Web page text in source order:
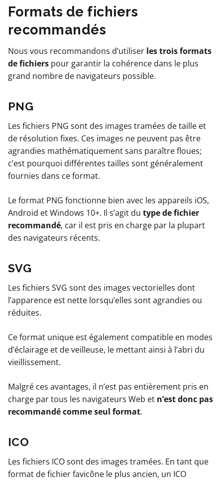
Formats de fichiers
recommandés
Nous vous recommandons d’utiliser les trois formats
de fichiers pour garantir la cohérence dans le plus
grand nombre de navigateurs possible.
PNG
Les fichiers PNG sont des images tramées de taille et
de résolution fixes. Ces images ne peuvent pas être
agrandies mathématiquement sans paraître floues;
c’est pourquoi différentes tailles sont généralement
fournies dans ce format.
Le format PNG fonctionne bien avec les appareils iOS,
Android et Windows 10+. Il s’agit du type de fichier
recommandé, car il est pris en charge par la plupart
des navigateurs récents.
SVG
Les fichiers SVG sont des images vectorielles dont
l’apparence est nette lorsqu’elles sont agrandies ou
réduites.
Ce format unique est également compatible en modes
d’éclairage et de veilleuse, le mettant ainsi à l’abri du
vieillissement.
Malgré ces avantages, il n’est pas entièrement pris en
charge par tous les navigateurs Web et n’est donc pas
recommandé comme seul format.
ICO
Les fichiers ICO sont des images tramées. En tant que
format de fichier favicône le plus ancien, un ICO